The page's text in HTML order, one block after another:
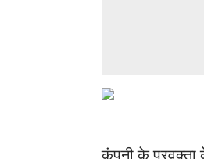
कंपनी के प्रवक्ता